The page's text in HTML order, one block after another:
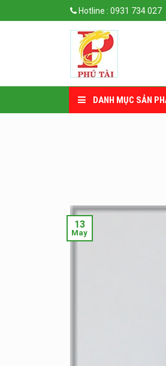
to
Hotline : 0931 734 027
DANH MỤC SẢN
13
May